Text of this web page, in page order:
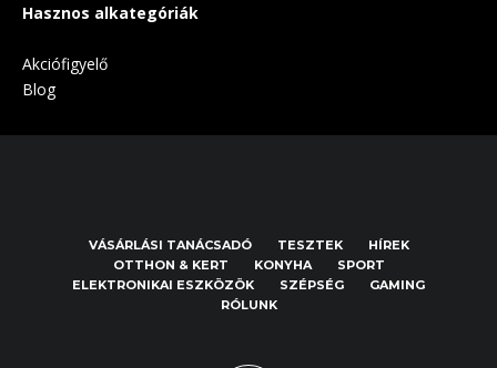
Hasznos alkategóriák
Akciófigyelő
Blog
VÁSÁRLÁSI TANÁCSADÓ TESZTEK
HÍREK
OTTHON & KERT
KONYHA
SPORT
ELEKTRONIKAI ESZKÖZÖK
SZÉPSÉG
GAMING
RÓLUNK